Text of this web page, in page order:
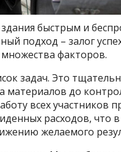
быстрым и
подход – залог
множества факторов.
задач. Это
до
всех участников
расходов, что
желаемого